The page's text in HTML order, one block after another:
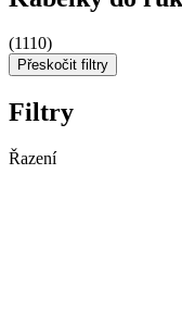
(1110)
Přeskočit filtry
Filtry
Řazení